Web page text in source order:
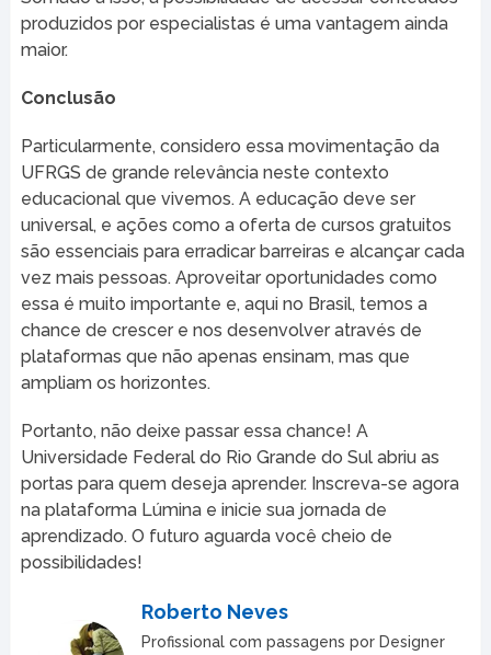
produzidos por especialistas é uma vantagem ainda
maior.
Conclusão
Particularmente, considero essa movimentação da
UFRGS de grande relevância neste contexto
educacional que vivemos. A educação deve ser
universal, e ações como a oferta de cursos gratuitos
são essenciais para erradicar barreiras e alcançar cada
vez mais pessoas. Aproveitar oportunidades como
essa é muito importante e, aqui no Brasil, temos a
chance de crescer e nos desenvolver através de
plataformas que não apenas ensinam, mas que
ampliam os horizontes.
Portanto, não deixe passar essa chance! A
Universidade Federal do Rio Grande do Sul abriu as
portas para quem deseja aprender. Inscreva-se agora
na plataforma Lúmina e inicie sua jornada de
aprendizado. O futuro aguarda você cheio de
possibilidades!
Roberto Neves
Profissional com passagens por Designer